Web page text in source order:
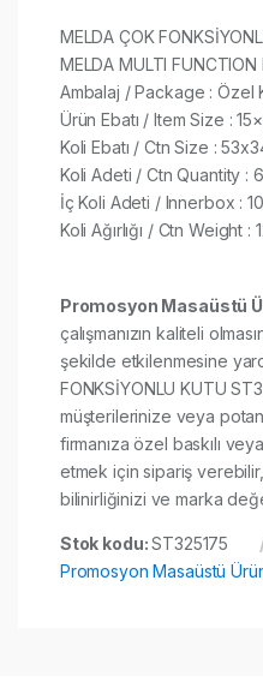
MELDA ÇOK
MELDA MULTI FUNCTION
Ambalaj / Package : Özel
Ürün Ebatı / Item Size :
Koli Ebatı / Ctn Size :
Koli Adeti / Ctn Quantity :
İç Koli Adeti / Innerbox : 10
Koli Ağırlığı / Ctn Weight :
Promosyon Masaüstü
çalışmanızın kaliteli
şekilde etkilenmesine
FONKSİYONLU KUTU
müşterilerinize veya
firmanıza özel baskılı
etmek için sipariş
bilinirliğinizi ve marka
Stok kodu:ST325175
Promosyon Masaüstü